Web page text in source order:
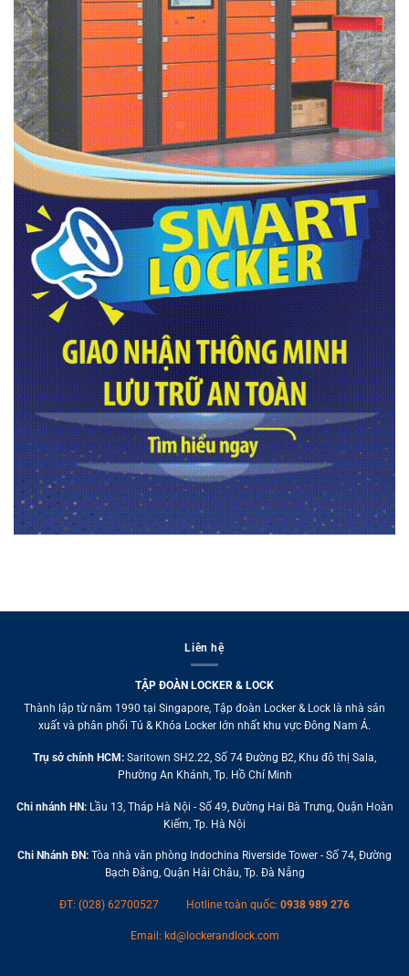
Liên hệ
TẬP ĐOÀN LOCKER & LOCK
Thành lập từ năm 1990 tại Singapore, Tập đoàn Locker & Lock là nhà sản
xuất và phân phối Tủ & Khóa Locker lớn nhất khu vực Đông Nam Á.
Trụ sở chính HCM: Saritown SH2.22, Số 74 Đường B2, Khu đô thị Sala,
Phường An Khánh, Tp. Hồ Chí Minh
Chi nhánh HN:Lầu 13, Tháp Hà Nội - Số 49, Đường Hai Bà Trưng, Quận Hoàn
Kiếm, Tp. Hà Nội
Chi Nhánh ĐN: Tòa nhà văn phòng Indochina Riverside Tower - Số 74, Đường
Bạch Đằng, Quận Hải Châu, Tp. Đà Nẵng
ĐT: (028) 62700527 Hotline toàn quốc: 0938 989 276
Email: kd@lockerandlock.com